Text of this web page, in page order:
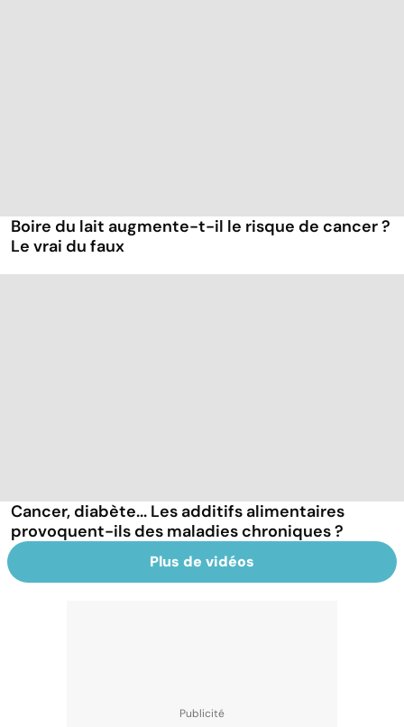
Boire du lait augmente-t-il le risque de cancer ?
Le vrai du faux
Cancer, diabète... Les additifs alimentaires
provoquent-ils des maladies chroniques ?
Plus de vidéos